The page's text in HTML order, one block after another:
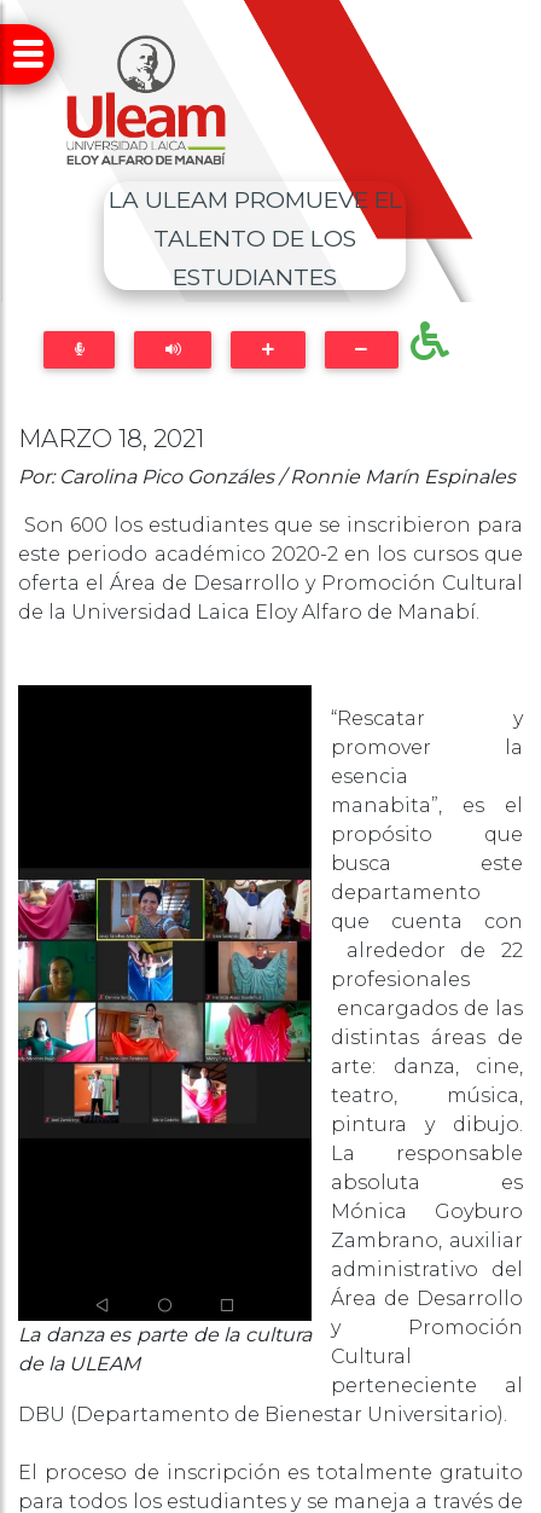
LA ULEAM PROMUEVE EL
TALENTO DE LOS
ESTUDIANTES
MARZO 18, 2021
Por: Carolina Pico Gonzáles / Ronnie Marín Espinales
Son 600 los estudiantes que se inscribieron para
este periodo académico 2020-2 en los cursos que
oferta el Área de Desarrollo y Promoción Cultural
de la Universidad Laica Eloy Alfaro de Manabí.
La danza es parte de la cultura
de la ULEAM
“Rescatar y
promover la
esencia
manabita”, es el
propósito que
busca este
departamento
que cuenta con
alrededor de 22
profesionales
encargados de las
distintas áreas de
arte: danza, cine,
teatro, música,
pintura y dibujo.
La responsable
absoluta es
Mónica Goyburo
Zambrano, auxiliar
administrativo del
Área de Desarrollo
y Promoción
Cultural
perteneciente al
DBU (Departamento de Bienestar Universitario).
El proceso de inscripción es totalmente gratuito
para todos los estudiantes y se maneja a través de